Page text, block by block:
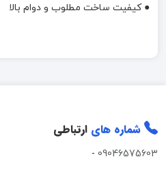
● کیفیت ساخت مطلوب و دوام بالا
شماره های ارتباطی
09046575603
-